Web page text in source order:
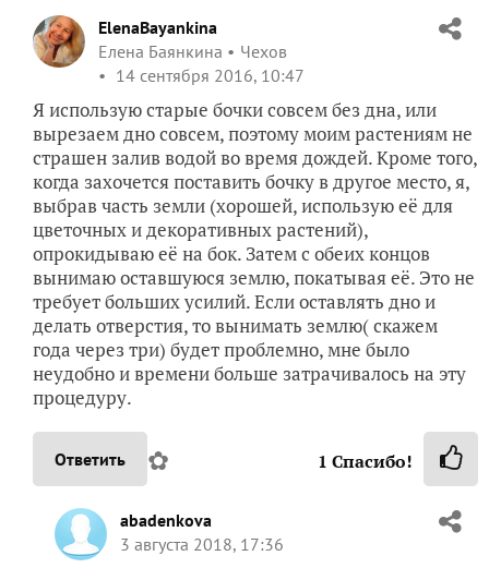
ElenaBayankina
Елена Баянкина
Чехов
14 сентября 2016, 10:47
Я использую старые бочки совсем без дна, или
вырезаем дно совсем, поэтому моим растениям не
страшен залив водой во время дождей. Кроме того,
когда захочется поставить бочку в другое место, я,
выбрав часть земли (хорошей, использую её для
цветочных и декоративных растений),
опрокидываю её на бок. Затем с обеих концов
вынимаю оставшуюся землю, покатывая её. Это не
требует больших усилий. Если оставлять дно и
делать отверстия, то вынимать землю( скажем
года через три) будет проблемно, мне было
неудобно и времени больше затрачивалось на эту
процедуру.
Ответить ✿ 1 Спасибо!
abadenkova
3 августа 2018, 17:36